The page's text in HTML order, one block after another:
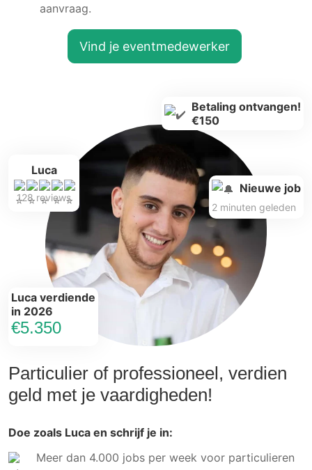
aanvraag.
Vind je eventmedewerker
Particulier of professioneel, verdien
geld met je vaardigheden!
Doe zoals Luca en schrijf je in:
Meer dan 4.000 jobs per week voor particulieren
Luca
128 reviews
Luca verdiende
in 2026
€5.350
Betaling ontvangen!
€150
Nieuwe job
2 minuten geleden